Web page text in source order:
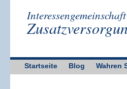
Interessengemeinschaft
Startseite Blog Wahren